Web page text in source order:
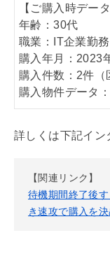
【ご購入時データ
年齢：30代
職業：IT企業勤務
購入年月：2023
購入件数：2件（
購入物件データ
詳しくは下記イン
【関連リンク】
待機期間終了後
き速攻で購入を